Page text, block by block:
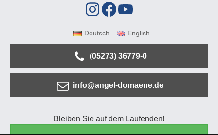
Deutsch English
(05273) 36779-0
info@angel-domaene.de
Bleiben Sie auf dem Laufenden!